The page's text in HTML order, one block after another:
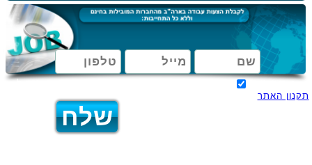
תקנון האתר